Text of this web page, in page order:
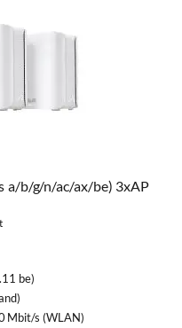
a/b/g/n/ac/ax/be) 3xAP
be)
Mbit/s (WLAN)